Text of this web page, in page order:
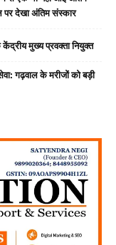
देखा अंतिम संस्कार
मुख्य प्रवक्ता नियुक्त
गढ़वाल के मरीजों को बड़ी